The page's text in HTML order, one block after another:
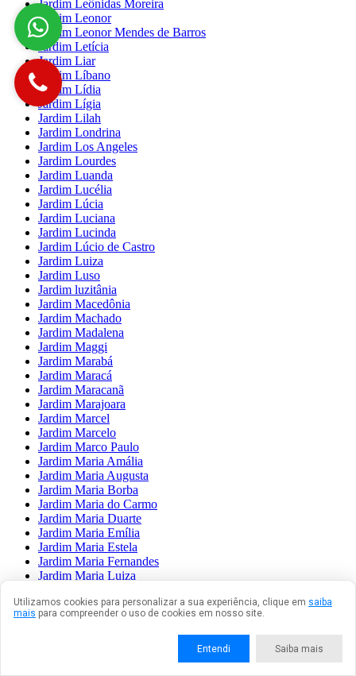
Jardim Leônidas Moreira
Jardim Leonor
Jardim Leonor Mendes de Barros
Jardim Letícia
Jardim Liar
Jardim Líbano
Jardim Lídia
Jardim Lígia
Jardim Lilah
Jardim Londrina
Jardim Los Angeles
Jardim Lourdes
Jardim Luanda
Jardim Lucélia
Jardim Lúcia
Jardim Luciana
Jardim Lucinda
Jardim Lúcio de Castro
Jardim Luiza
Jardim Luso
Jardim luzitânia
Jardim Macedônia
Jardim Machado
Jardim Madalena
Jardim Maggi
Jardim Marabá
Jardim Maracá
Jardim Maracanã
Jardim Marajoara
Jardim Marcel
Jardim Marcelo
Jardim Marco Paulo
Jardim Maria Amália
Jardim Maria Augusta
Jardim Maria Borba
Jardim Maria do Carmo
Jardim Maria Duarte
Jardim Maria Emília
Jardim Maria Estela
Jardim Maria Fernandes
Jardim Maria Luiza
Jardim Maria Rita
Jardim Maria Sampaio
Utilizamos cookies para personalizar a sua experiência, clique em saiba
mais para compreender o uso de cookies em nosso site.
Entendi Saiba mais